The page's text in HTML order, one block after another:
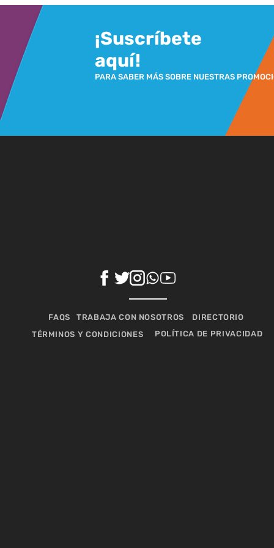
¡Suscríbete
aquí!
PARA SABER MÁS SOBRE NUESTRAS
FAQS TRABAJA CON NOSOTROS
DIRECTORIO
TÉRMINOS Y CONDICIONES
POLÍTICA DE PRIVACIDAD